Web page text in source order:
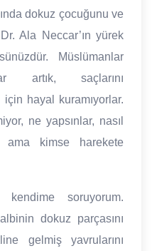
dokuz çocuğunu ve
Ala Neccar’ın yürek
Müslümanlar
artık, saçlarını
hayal kuramıyorlar.
ne yapsınlar, nasıl
ama kimse harekete
soruyorum.
dokuz parçasını
gelmiş yavrularını